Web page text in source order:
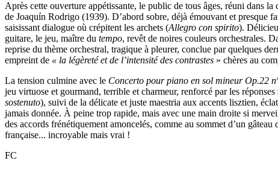
Après cette ouverture appétissante, le public de tous âges, réuni dans
de Joaquín Rodrigo (1939). D’abord sobre, déjà émouvant et presque
saisissant dialogue où crépitent les archets (Allegro con spirito).
guitare, le jeu, maître du tempo, revêt de noires couleurs orchestrales.
reprise du thème orchestral, tragique à pleurer, conclue par quelques
empreint de « la légèreté et de l’intensité des contrastes » chères au
La tension culmine avec le Concerto pour piano en sol mineur Op.22
jeu virtuose et gourmand, terrible et charmeur, renforcé par les
sostenuto), suivi de la délicate et juste maestria aux accents lisztien,
jamais donnée. À peine trop rapide, mais avec une main droite si
des accords frénétiquement amoncelés, comme au sommet d’un
française... incroyable mais vrai !
FC